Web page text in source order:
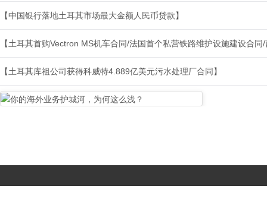
【中国银行落地土耳其市场最大金额人民币贷款】
【土耳其首购Vectron MS机车合同/法国首个私营铁路维护设施建设合
【土耳其库祖公司获得科威特4.889亿美元污水处理厂合同】